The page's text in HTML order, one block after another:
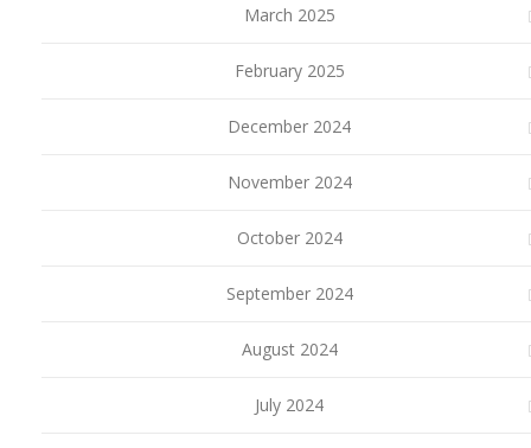
March 2025
February 2025
December 2024
November 2024
October 2024
September 2024
August 2024
July 2024